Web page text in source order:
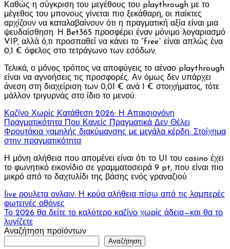
Καθώς η σύγκριση του μεγέθους του playthrough με το
μέγεθος του μπονους γίνεται πιο ξεκάθαρη, οι παίκτες
αρχίζουν να καταλαβαίνουν ότι η πραγματική αξία είναι μια
ψευδαίσθηση. Η Bet365 προσφέρει έναν μόνιμο λογαριασμό
VIP, αλλά ό,τι προσπαθεί να κάνει το “free” είναι απλώς ένα
0,1 € όφελος στο τετράγωνο των εσόδων.
Τελικά, ο μόνος τρόπος να αποφύγεις το αέναο playthrough
είναι να αγνοήσεις τις προσφορές. Αν όμως δεν υπάρχει
άνεση στη διαχείριση των 0,01 € ανά 1 € στοιχήματος, τότε
μάλλον τριγυρνάς στο ίδιο το μενού.
Καζίνο Χωρίς Κατάθεση 2026: Η Απαισιογόνη
Πραγματικότητα Που Κανείς Πραγματικά Δεν Θέλει
Φρουτάκια χαμηλής διακύμανσης με μεγάλα κέρδη: Στοίχημα
στην πραγματικότητα
Η μόνη αλήθεια που απομένει είναι ότι το UI του casino έχει
το φωνητικό εικονίδιο σε γραμματοσειρά 9 pt, που είναι πιο
μικρό από το δαχτυλίδι της βάσης ενός γραναζιού.
Πλοήγηση
άρθρων
live ρουλετα ονλαιν: Η κρύα αλήθεια πίσω από τις λαμπερές
φωτεινές οθόνες
Το 2026 θα δείτε το καλύτερο καζίνο χωρίς άδεια—και θα το
λυγίζετε
Αναζήτηση προϊόντων
Αναζήτηση